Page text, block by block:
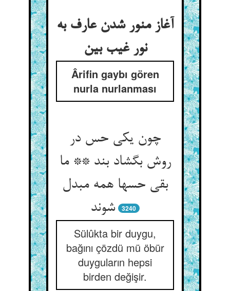
آغاز منور شدن عارف به
نور غیب بین‏
Ârifin gaybı gören
nurla nurlanması
چون یکی حس در
روش بگشاد بند ** ما
بقی حسها همه مبدل
شوند
3240
Sülûkta bir duygu,
bağını çözdü mü öbür
duyguların hepsi
birden değişir.